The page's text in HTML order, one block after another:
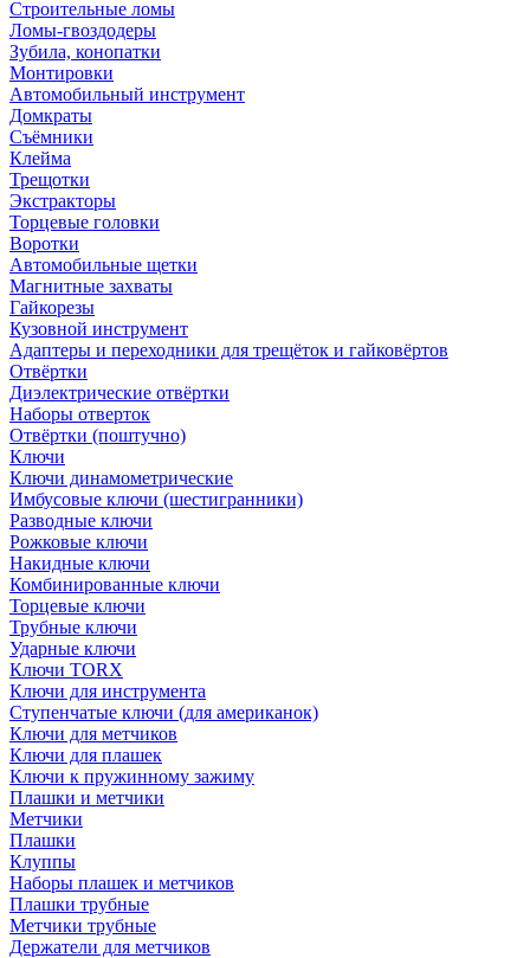
Строительные ломы
Ломы-гвоздодеры
Зубила, конопатки
Монтировки
Автомобильный инструмент
Домкраты
Съёмники
Клейма
Трещотки
Экстракторы
Торцевые головки
Воротки
Автомобильные щетки
Магнитные захваты
Гайкорезы
Кузовной инструмент
Адаптеры и переходники для трещёток и гайковёртов
Отвёртки
Диэлектрические отвёртки
Наборы отверток
Отвёртки (поштучно)
Ключи
Ключи динамометрические
Имбусовые ключи (шестигранники)
Разводные ключи
Рожковые ключи
Накидные ключи
Комбинированные ключи
Торцевые ключи
Трубные ключи
Ударные ключи
Ключи TORX
Ключи для инструмента
Ступенчатые ключи (для американок)
Ключи для метчиков
Ключи для плашек
Ключи к пружинному зажиму
Плашки и метчики
Метчики
Плашки
Клуппы
Наборы плашек и метчиков
Плашки трубные
Метчики трубные
Держатели для метчиков